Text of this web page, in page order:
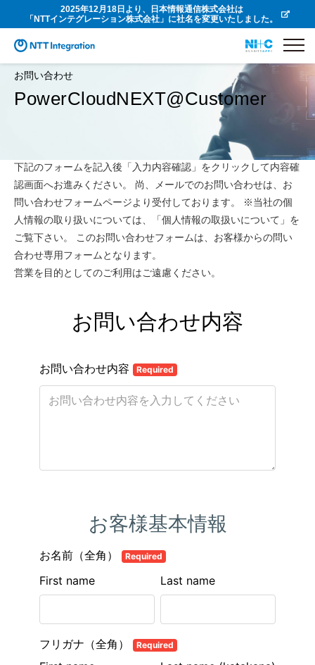
2025年12月18日より、日本情報通信株式会社は
「NTTインテグレーション株式会社」に社名を変更いたしました。
お問い合わせ
PowerCloudNEXT@Customer
下記のフォームを記入後「入力内容確認」をクリックして内容確
認画面へお進みください。 尚、メールでのお問い合わせは、お
問い合わせフォームページより受付しております。 ※当社の個
人情報の取り扱いについては、「個人情報の取扱いについて」を
ご覧下さい。 このお問い合わせフォームは、お客様からの問い
合わせ専用フォームとなります。
営業を目的としてのご利用はご遠慮ください。